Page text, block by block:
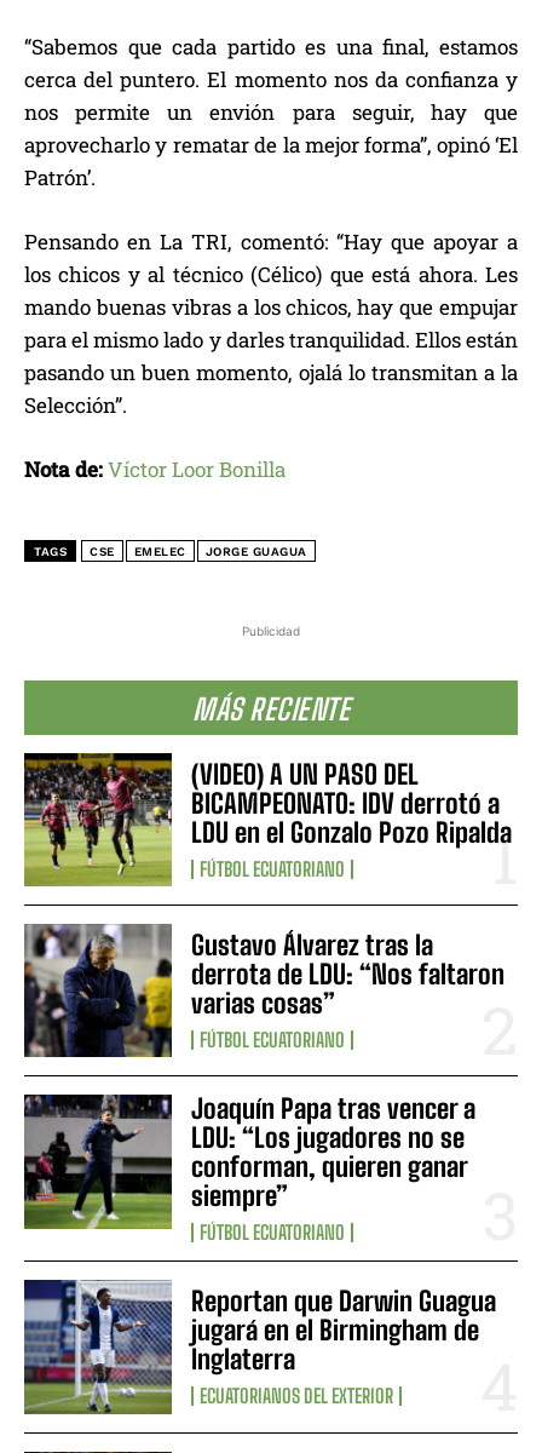
Publicidad
MÁS RECIENTE
(VIDEO) A UN PASO DEL
BICAMPEONATO: IDV derrotó a
LDU en el Gonzalo Pozo Ripalda
FÚTBOL ECUATORIANO
Gustavo Álvarez tras la
derrota de LDU: “Nos faltaron
varias cosas”
FÚTBOL ECUATORIANO
Joaquín Papa tras vencer a
LDU: “Los jugadores no se
conforman, quieren ganar
siempre”
FÚTBOL ECUATORIANO
Reportan que Darwin Guagua
jugará en el Birmingham de
Inglaterra
ECUATORIANOS DEL EXTERIOR
“Sabemos que cada partido es una final, estamos
cerca del puntero. El momento nos da confianza y
nos permite un envión para seguir, hay que
aprovecharlo y rematar de la mejor forma”, opinó ‘El
Patrón’.
Pensando en La TRI, comentó: “Hay que apoyar a
los chicos y al técnico (Célico) que está ahora. Les
mando buenas vibras a los chicos, hay que empujar
para el mismo lado y darles tranquilidad. Ellos están
pasando un buen momento, ojalá lo transmitan a la
Selección”.
Nota de:Víctor Loor Bonilla
TAGS CSE EMELEC JORGE GUAGUA